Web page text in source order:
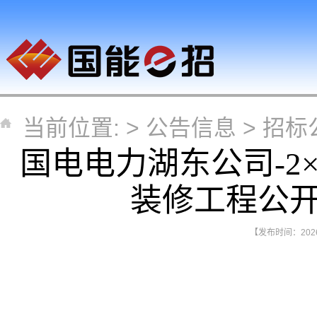
当前位置: > 公告信息 > 招标
国电电力湖东公司-
装修工程公
【发布时间：